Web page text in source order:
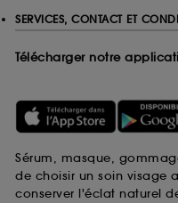
SERVICES, CONTACT ET
Télécharger notre
Sérum, masque,
de choisir un soin visage
conserver l'éclat naturel